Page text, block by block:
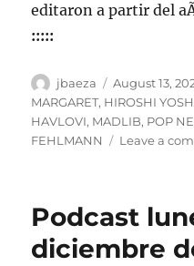
editaron a partir del
:::::
Author
jbaeza
Posted
on
August 13,
MARGARET, HIROSHI
HAVLOVI, MADLIB, POP
FEHLMANN
Leave a
Podcast
diciembre